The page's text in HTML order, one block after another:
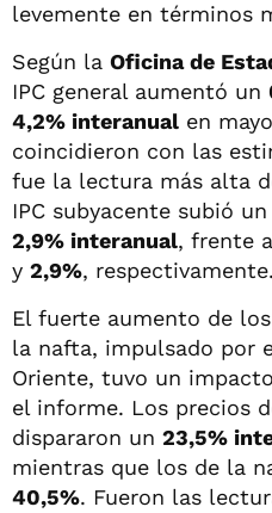
levemente en términos
Según la Oficina de
IPC general aumentó un
4,2% interanual en
coincidieron con las
fue la lectura más alta
IPC subyacente subió un
2,9% interanual, frente
y 2,9%, respectivamente.
El fuerte aumento de
la nafta, impulsado por
Oriente, tuvo un
el informe. Los precios
dispararon un 23,5%
mientras que los de la
40,5%. Fueron las